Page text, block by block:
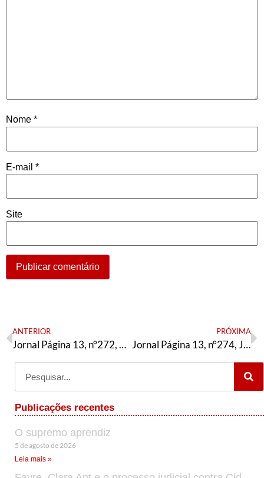
Nome *
E-mail *
Site
ANTERIOR
Jornal Página 13, n°272, Novembro/2024
PRÓXIMA
Jornal Página 13, n°274, Jan-Fev/2025
Publicações recentes
O supremo aprendiz
5 de agosto de 2026
Leia mais »